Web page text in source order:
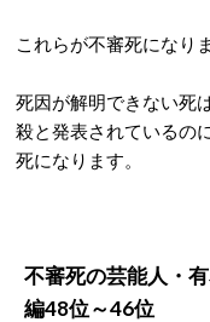
これらが不審死になり
死因が解明できない死
殺と発表されているの
死になります。
不審死の芸能人・
編48位～46位